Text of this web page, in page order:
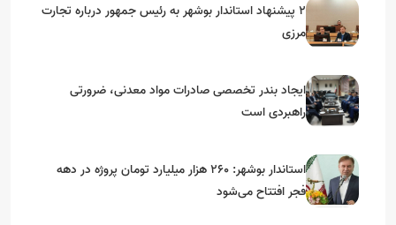
۲ پیشنهاد استاندار بوشهر به رئیس جمهور درباره تجارت
مرزی
ایجاد بندر تخصصی صادرات مواد معدنی، ضرورتی
راهبردی است
استاندار بوشهر: ۲۶۰ هزار میلیارد تومان پروژه در دهه
فجر افتتاح می‌شود